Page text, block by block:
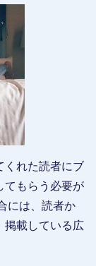
くれた読者にブ
てもらう必要が
には、読者か
掲載している広